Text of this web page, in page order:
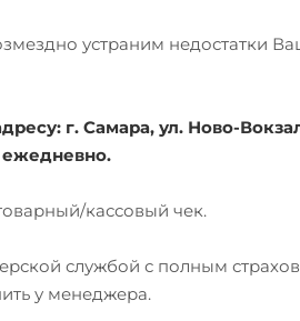
устраним недостатки
г. Самара, ул. Ново-
ежедневно.
кассовый чек.
службой с полным
у менеджера.